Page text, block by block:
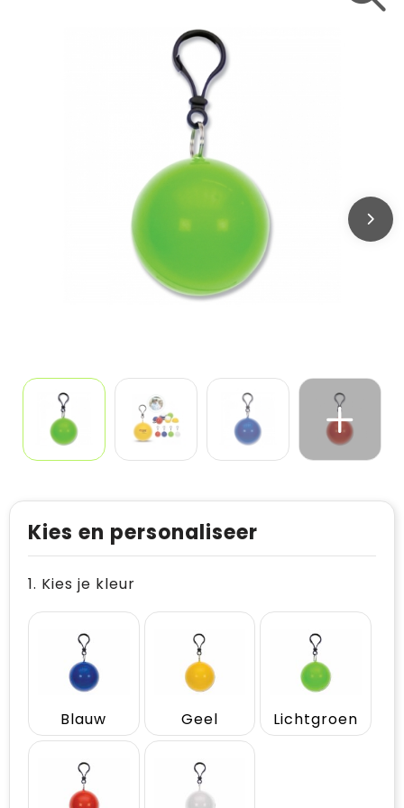
Kies en personaliseer
1. Kies je kleur
Blauw Geel Lichtgroen